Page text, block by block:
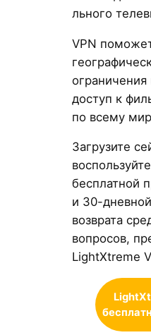
льного
VPN
ограничения
доступ к
по всему
Загрузите
бесплатной
и 30-
возврата
вопросов,
LightXtreme